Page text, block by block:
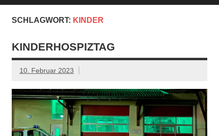
SCHLAGWORT: KINDER
KINDERHOSPIZTAG
10. Februar 2023